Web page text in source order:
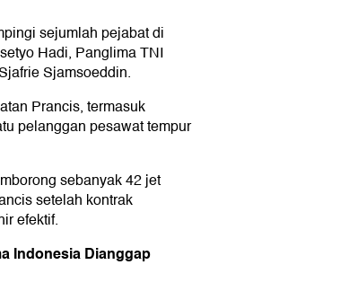
sejumlah pejabat di
Hadi, Panglima TNI
Sjamsoeddin.
Prancis, termasuk
pelanggan pesawat tempur
sebanyak 42 jet
setelah kontrak
efektif.
Indonesia Dianggap